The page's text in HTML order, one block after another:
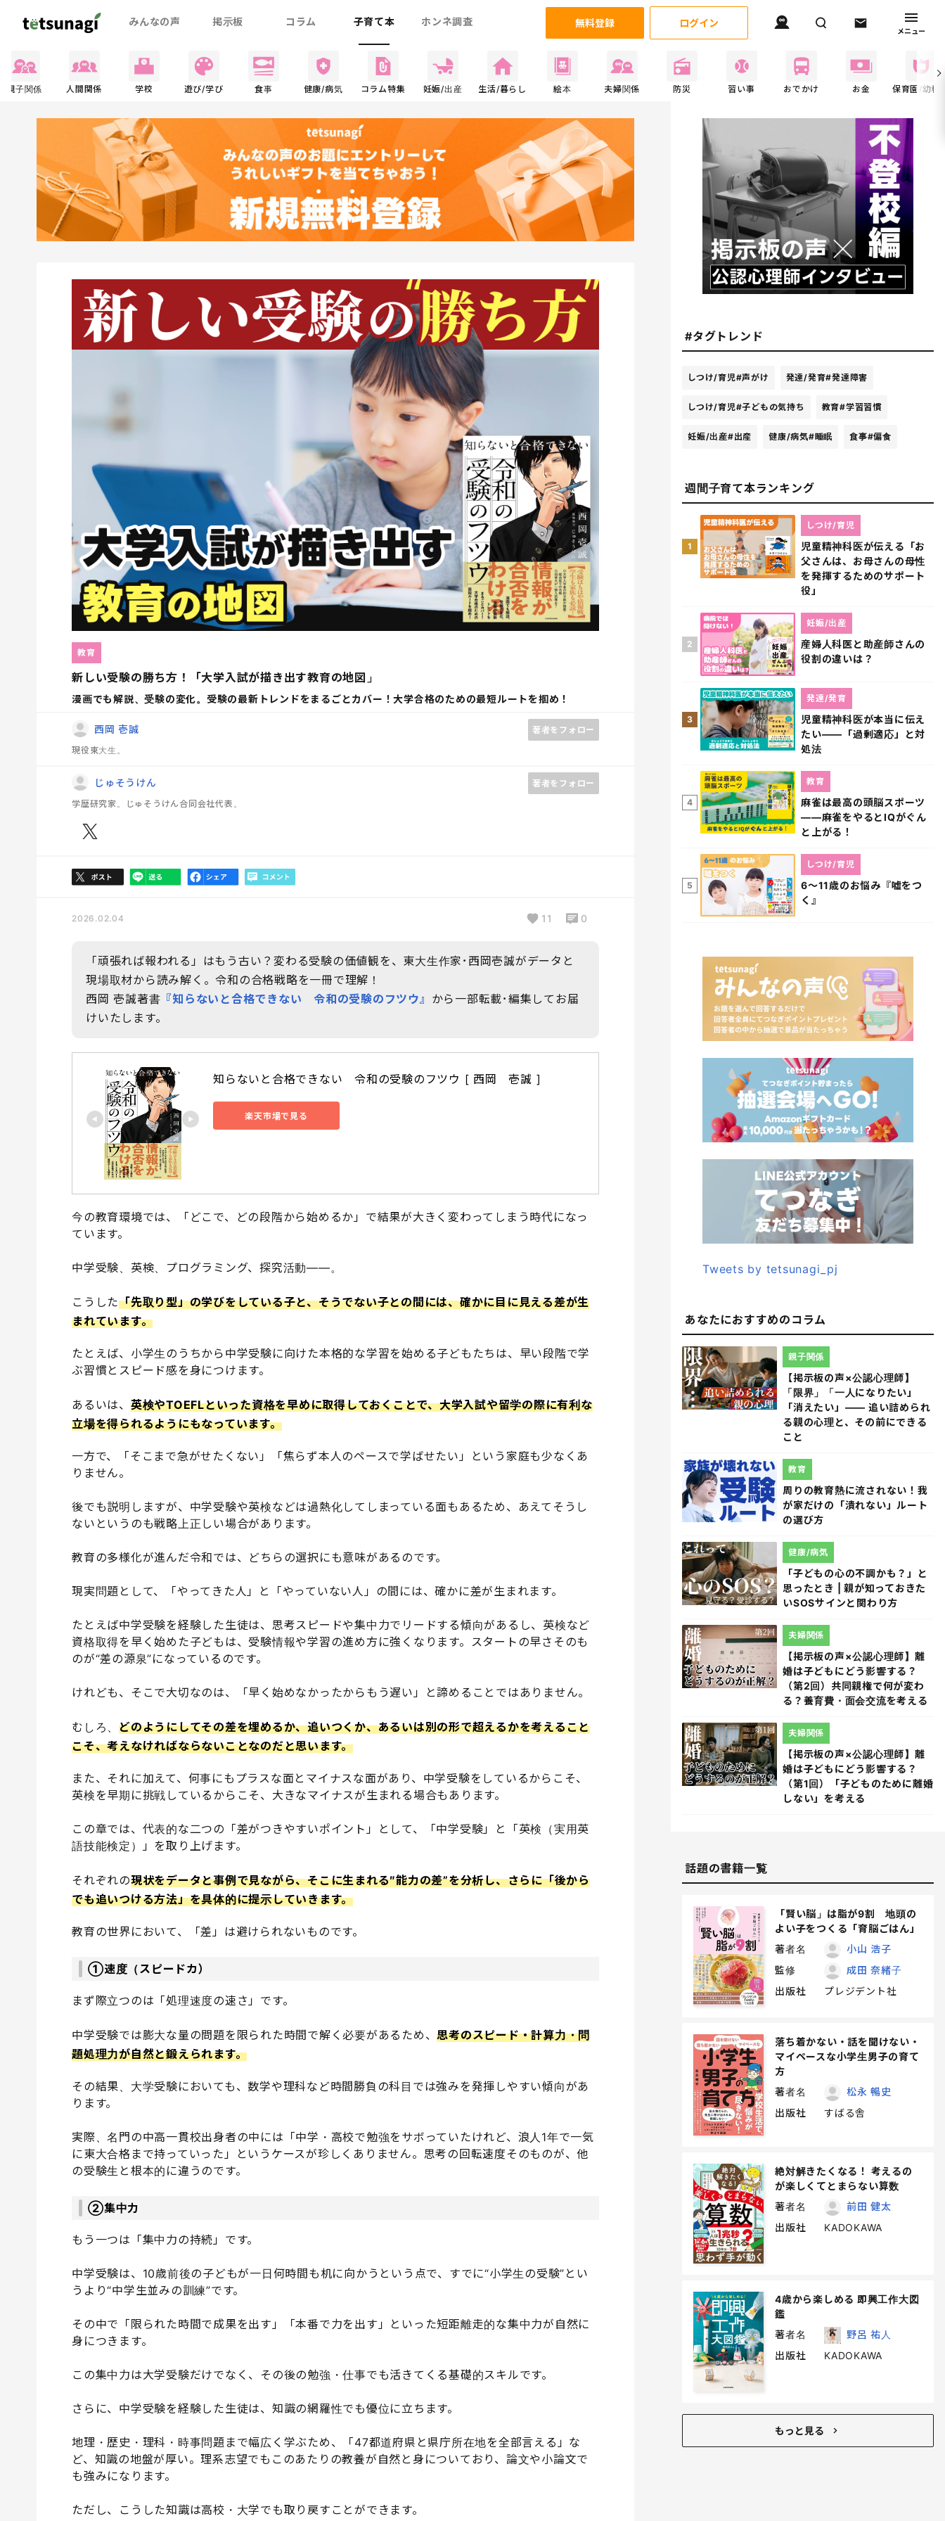
みんなの声 掲示板 コラム 子育て本 ホンネ調査 無料登録 ログイン
メニュー
親子関係 人間関係 学校 遊び/学び 食事 健康/病気 コラム特集 妊娠/出産 生活/暮らし 絵本 夫婦関係 防災 習い事 おでかけ お金 保育園/幼稚
新しい受験の勝ち方！「大学入試が描き出す教育の地図」
漫画でも解説、受験の変化。受験の最新トレンドをまるごとカバー！大学合格のための最短ルートを掴め！
教育
西岡 壱誠
著者をフォロー
現役東大生。
じゅそうけん
著者をフォロー
学歴研究家。じゅそうけん合同会社代表。
2026.02.04 11 0
「頑張れば報われる」はもう古い？変わる受験の価値観を、東大生作家･西岡壱誠がデータと
現場取材から読み解く。令和の合格戦略を一冊で理解！
西岡 壱誠著書 『知らないと合格できない 令和の受験のフツウ』 から一部転載･編集してお届
けいたします。
知らないと合格できない　令和の受験のフツウ [ 西岡　壱誠 ]
楽天市場で見る
今の教育環境では、「どこで、どの段階から始めるか」で結果が大きく変わってしまう時代になっ
ています。
中学受験、英検、プログラミング、探究活動――。
こうした「先取り型」の学びをしている子と、そうでない子との間には、確かに目に見える差が生
まれています。
たとえば、小学生のうちから中学受験に向けた本格的な学習を始める子どもたちは、早い段階で学
ぶ習慣とスピード感を身につけます。
あるいは、 英検やTOEFLといった資格を早めに取得しておくことで、大学入試や留学の際に有利な
立場を得られるようにもなっています。
一方で、「そこまで急がせたくない」「焦らず本人のペースで学ばせたい」という家庭も少なくあ
りません。
後でも説明しますが、中学受験や英検などは過熱化してしまっている面もあるため、あえてそうし
ないというのも戦略上正しい場合があります。
教育の多様化が進んだ令和では、どちらの選択にも意味があるのです。
現実問題として、「やってきた人」と「やっていない人」の間には、確かに差が生まれます。
たとえば中学受験を経験した生徒は、思考スピードや集中力でリードする傾向があるし、英検など
資格取得を早く始めた子どもは、受験情報や学習の進め方に強くなります。スタートの早さそのも
のが“差の源泉”になっているのです。
けれども、そこで大切なのは、「早く始めなかったからもう遅い」と諦めることではありません。
むしろ、 どのようにしてその差を埋めるか、追いつくか、あるいは別の形で超えるかを考えること
こそ、考えなければならないことなのだと思います。
また、それに加えて、何事にもプラスな面とマイナスな面があり、中学受験をしているからこそ、
英検を早期に挑戦しているからこそ、大きなマイナスが生まれる場合もあります。
この章では、代表的な二つの「差がつきやすいポイント」として、「中学受験」と「英検（実用英
語技能検定）」を取り上げます。
それぞれの現状をデータと事例で見ながら、そこに生まれる″能力の差”を分析し、さらに「後から
でも追いつける方法」を具体的に提示していきます。
教育の世界において、「差」は避けられないものです。
①速度（スピードカ）
まず際立つのは「処理速度の速さ」です。
中学受験では膨大な量の問題を限られた時間で解く必要があるため、思考のスピード・計算力・問
題処理力が自然と鍛えられます。
その結果、大学受験においても、数学や理科など時間勝負の科目では強みを発揮しやすい傾向があ
ります。
実際、名門の中高一貫校出身者の中には「中学・高校で勉強をサボっていたけれど、浪人1年で一気
に東大合格まで持っていった」というケースが珍しくありません。思考の回転速度そのものが、他
の受験生と根本的に違うのです。
②集中力
もう一つは「集中力の持続」です。
中学受験は、10歳前後の子どもが一日何時間も机に向かうという点で、すでに“小学生の受験”とい
うより“中学生並みの訓練”です。
その中で「限られた時間で成果を出す」「本番で力を出す」といった短距離走的な集中力が自然に
身につきます。
この集中力は大学受験だけでなく、その後の勉強・仕事でも活きてくる基礎的スキルです。
さらに、中学受験を経験した生徒は、知識の網羅性でも優位に立ちます。
地理・歴史・理科・時事問題まで幅広く学ぶため、「47都道府県と県庁所在地を全部言える」な
ど、知識の地盤が厚い。理系志望でもこのあたりの教養が自然と身についており、論文や小論文で
も強みになります。
ただし、こうした知識は高校・大学でも取り戻すことができます。
#タグトレンド
しつけ/育児#声がけ 発達/発育#発達障害
しつけ/育児#子どもの気持ち 教育#学習習慣
妊娠/出産#出産 健康/病気#睡眠 食事#偏食
週間子育て本ランキング
1
児童精神科医が伝える「お
父さんは、お母さんの母性
を発揮するためのサポート
役」
しつけ/育児
2
産婦人科医と助産師さんの
役割の違いは？
妊娠/出産
3
児童精神科医が本当に伝え
たい――「過剰適応」と対
処法
発達/発育
4
麻雀は最高の頭脳スポーツ
――麻雀をやるとIQがぐん
と上がる！
教育
5
6～11歳のお悩み『嘘をつ
く』
しつけ/育児
Tweets by tetsunagi_pj
あなたにおすすめのコラム
【掲示板の声×公認心理師】
「限界」「一人になりたい」
「消えたい」―― 追い詰められ
る親の心理と、その前にできる
こと
親子関係
周りの教育熱に流されない！我
が家だけの「潰れない」ルート
の選び方
教育
「子どもの心の不調かも？」と
思ったとき | 親が知っておきた
いSOSサインと関わり方
健康/病気
【掲示板の声×公認心理師】離
婚は子どもにどう影響する？
（第2回）共同親権で何が変わ
る？養育費・面会交流を考える
夫婦関係
【掲示板の声×公認心理師】離
婚は子どもにどう影響する？
（第1回）「子どものために離婚
しない」を考える
夫婦関係
話題の書籍一覧
「賢い脳」は脂が9割 地頭の
よい子をつくる「育脳ごはん」
著者名
小山 浩子
監修
成田 奈緒子
出版社
プレジデント社
落ち着かない・話を聞けない・
マイペースな小学生男子の育て
方
著者名
松永 暢史
出版社
すばる舎
絶対解きたくなる！ 考えるの
が楽しくてとまらない算数
著者名
前田 健太
出版社
KADOKAWA
4歳から楽しめる 即興工作大図
鑑
著者名
野呂 祐人
出版社
KADOKAWA
もっと見る